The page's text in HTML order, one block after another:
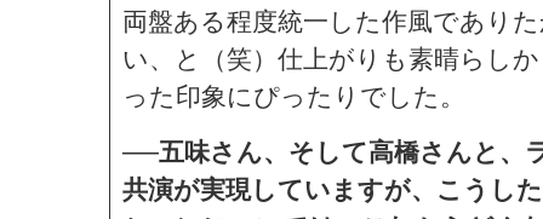
両盤ある程度統一した作風であり
い、と（笑）仕上がりも素晴らし
った印象にぴったりでした。
──五味さん、そして高橋さんと、
共演が実現していますが、こうし